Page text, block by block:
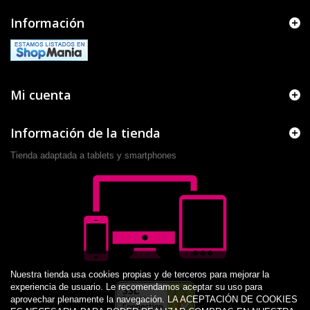
Información
Mi cuenta
Información de la tienda
Tienda adaptada a tablets y smartphones
Nuestra tienda usa cookies propias y de terceros para mejorar la
experiencia de usuario. Le recomendamos aceptar su uso para
aprovechar plenamente la navegación. LA ACEPTACIÓN DE COOKIES